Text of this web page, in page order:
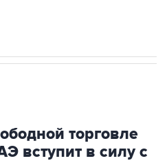
торговле
вступит в силу с